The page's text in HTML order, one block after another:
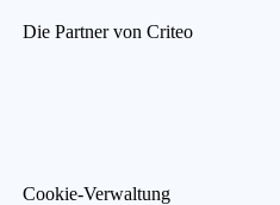
Die Partner von Criteo
Cookie-Verwaltung